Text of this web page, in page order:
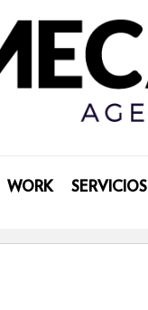
WORK SERVICIOS